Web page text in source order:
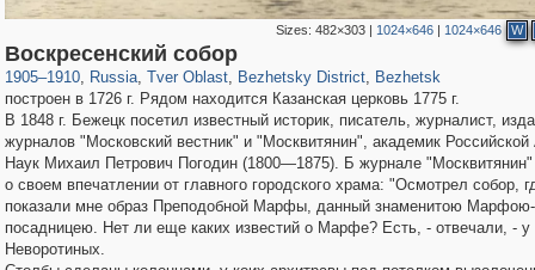
Sizes:482×303 | 1024×646 | 1024×646 W
Воскресенский собор
1905–1910, Russia
1,406,840 29,243
, Tver Oblast
22,593 544
, Bezhetsky District, Bezhetsk
построен в 1726 г. Рядом находится Казанская церковь 1775 г.
В 1848 г. Бежецк посетил известный историк, писатель, журналист,
журналов "Московский вестник" и "Москвитянин", академик
Наук Михаил Петрович Погодин (1800—1875). Б журнале
о своем впечатлении от главного городского храма: "Осмотрел собор,
показали мне образ Преподобной Марфы, данный знаменитою Марфою-
посадницею. Нет ли еще каких известий о Марфе? Есть, - отвечали, - у
Неворотиных.